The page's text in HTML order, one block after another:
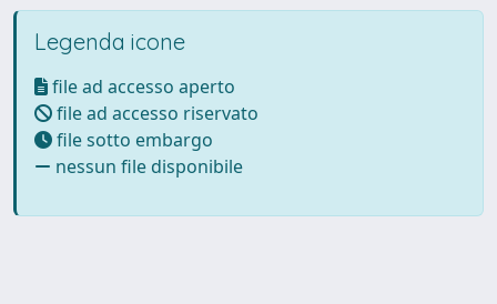
Legenda icone
file ad accesso aperto
file ad accesso riservato
file sotto embargo
nessun file disponibile